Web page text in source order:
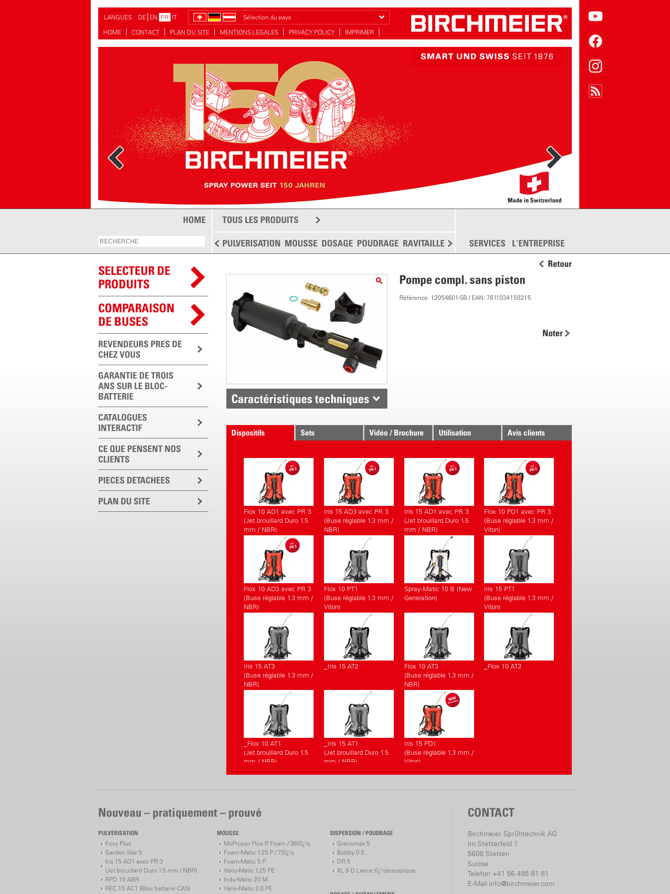
LANGUES DE EN FR IT
Sélection du pays
HOME
CONTACT PLAN DU SITE MENTIONS LEGALES PRIVACY POLICY IMPRIMER
HOME TOUS LES PRODUITS
PULVERISATION MOUSSE DOSAGE POUDRAGE RAVITAILLEMENT DISPERSION PLUS
SERVICES L'ENTREPRISE
SELECTEUR DE
PRODUITS
COMPARAISON
DE BUSES
REVENDEURS PRES DE
CHEZ VOUS
GARANTIE DE TROIS
ANS SUR LE BLOC-
BATTERIE
CATALOGUES
INTERACTIF
CE QUE PENSENT NOS
CLIENTS
PIECES DETACHEES
PLAN DU SITE
Retour
Pompe compl. sans piston
Référence: 12054601-SB / EAN: 7611034150215
Noter
Caractéristiques techniques
Dispositifs
Sets Vidéo / Brochure Utilisation Avis clients
Flox 10 AD1 avec PR 3
(Jet brouillard Duro 1.5
mm / NBR)
Iris 15 AD3 avec PR 3
(Buse réglable 1.3 mm /
NBR)
Iris 15 AD1 avec PR 3
(Jet brouillard Duro 1.5
mm / NBR)
Flox 10 PD1 avec PR 3
(Buse réglable 1.3 mm /
Viton)
Flox 10 AD3 avec PR 3
(Buse réglable 1.3 mm /
NBR)
Flox 10 PT1
(Buse réglable 1.3 mm /
Viton)
Spray-Matic 10 B (New
Generation)
Iris 15 PT1
(Buse réglable 1.3 mm /
Viton)
Iris 15 AT3
(Buse réglable 1.3 mm /
NBR)
_Iris 15 AT2
Flox 10 AT3
(Buse réglable 1.3 mm /
NBR)
_Flox 10 AT2
_Flox 10 AT1
(Jet brouillard Duro 1.5
mm / NBR)
_Iris 15 AT1
(Jet brouillard Duro 1.5
mm / NBR)
Iris 15 PD1
(Buse réglable 1.3 mm /
Viton)
Nouveau – pratiquement – prouvé
PULVERISATION
Foxy Plus
Garden Star 5
Iris 15 AD1 avec PR 3
(Jet brouillard Duro 1.5 mm / NBR)
RPD 15 ABR
REC 15 AC1 (Bloc batterie CAS)
MOUSSE
McProper Plus P, Foam / 360ï¿½
Foam-Matic 1.25 P / 75ï¿½
Foam-Matic 5 P
Vario-Matic 1.25 PE
Indu-Matic 20 M
Vario-Matic 2.0 PE
DISPERSION / POUDRAGE
Granomax 5
Bobby 0.5
DR 5
XL 8 D Lance tï¿½lescopique
CONTACT
Birchmeier Sprühtechnik AG
Im Stetterfeld 1
5608 Stetten
Suisse
Telefon +41 56 485 81 81
E-Mail info@birchmeier.com